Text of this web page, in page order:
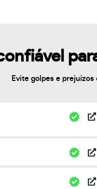
Evite golpes e